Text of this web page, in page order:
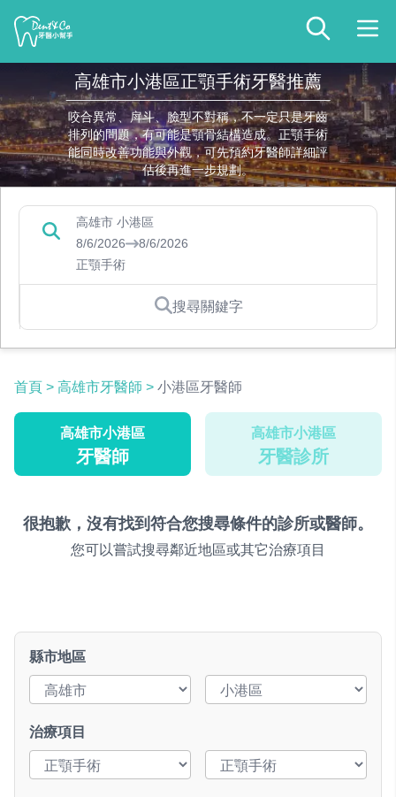
高雄市小港區正顎手術牙醫推薦
咬合異常、戽斗、臉型不對稱，不一定只是牙齒
排列的問題，有可能是顎骨結構造成。正顎手術
能同時改善功能與外觀，可先預約牙醫師詳細評
估後再進一步規劃。
高雄市 小港區
8/6/2026
8/6/2026
正顎手術
搜尋關鍵字
首頁 > 高雄市牙醫師 > 小港區牙醫師
高雄市小港區
牙醫師
高雄市小港區
牙醫診所
很抱歉，沒有找到符合您搜尋條件的診所或醫師。
您可以嘗試搜尋鄰近地區或其它治療項目
縣市地區
治療項目